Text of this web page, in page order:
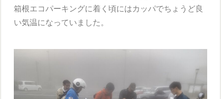
箱根エコパーキングに着く頃にはカッパでちょうど良
い気温になっていました。